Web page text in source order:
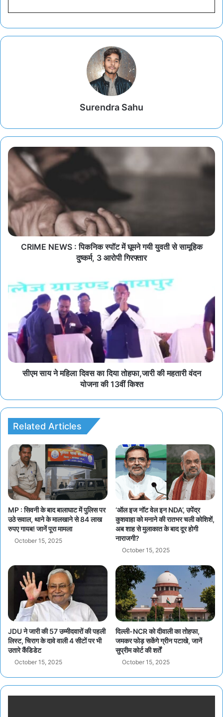
Surendra Sahu
CRIME NEWS : पिकनिक स्पॉट में घूमने गयी युवती से सामूहिक
दुष्कर्म, 3 आरोपी गिरफ्तार
सीएम साय ने महिला दिवस का दिया तोहफा,जारी की महतारी वंदन
योजना की 13वीं किश्त
Related Articles
MP : सिवनी के बाद बालाघाट में पुलिस पर
उठे सवाल, थाने के मालखाने से 84 लाख
रुपए गायब! जानें पूरा मामला
October 15, 2025
‘ऑल इज नॉट वेल इन NDA’, उपेंद्र
कुशवाहा को मनाने की रातभर चली कोशिशें,
अब शाह से मुलाकात के बाद दूर होगी
नाराजगी?
October 15, 2025
JDU ने जारी की 57 उम्मीदवारों की पहली
लिस्ट, चिराग के दावे वाली 4 सीटों पर भी
उतारे कैंडिडेट
October 15, 2025
दिल्ली-NCR को दीवाली का तोहफा,
जमकर फोड़ सकेंगे ग्रीन पटाखे, जानें
सुप्रीम कोर्ट की शर्तें
October 15, 2025